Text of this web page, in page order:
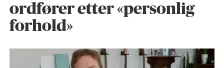
ordfører etter «personlig
forhold»